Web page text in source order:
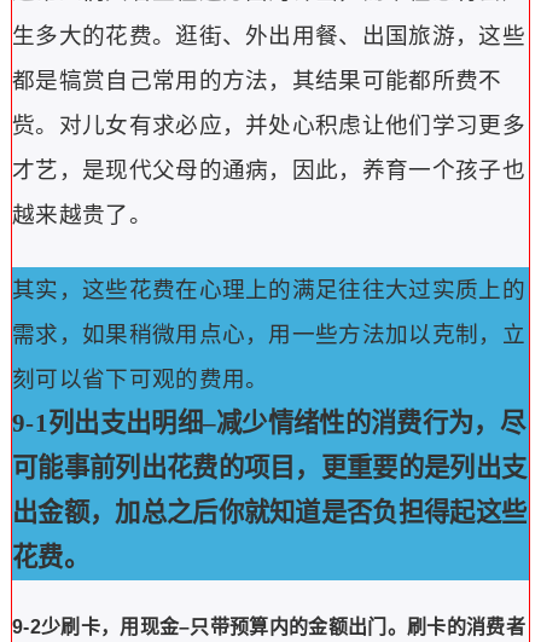
生多大的花费。逛街、外出用餐、出国旅游，这些
都是犒赏自己常用的方法，其结果可能都所费不
赀。 对儿女有求必应，并处心积虑让他们学习更多
才艺，是现代父母的通病，因此，养育一个孩子也
越来越贵了。
其实，这些花费在心理上的满足往往大过实质上的
需求，如果稍微用点心，用一些方法加以克制，立
刻可以省下可观的费用。
9-1列出支出明细–减少情绪性的消费行为，尽
可能事前列出花费的项目，更重要的是列出支
出金额，加总之后你就知道是否负担得起这些
花费。
9-2少刷卡，用现金–只带预算内的金额出门。 刷卡的消费者